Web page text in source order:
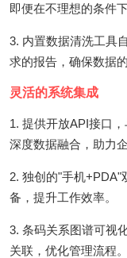
即便在不理想的条件
3. 内置数据清洗工具
求的报告，确保数据的
灵活的系统集成
1. 提供开放API接口
深度数据融合，助力
2. 独创的"手机
备，提升工作效率。
3. 条码关系图谱可视
关联，优化管理流程。